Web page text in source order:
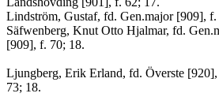
Lindström, Gustaf, fd. Gen.major [909], f.
Säfwenberg, Knut Otto Hjalmar, fd.
[909], f. 70; 18.
Ljungberg, Erik Erland, fd. Överste
73; 18.